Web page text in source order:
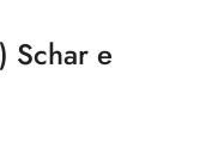
Schar e